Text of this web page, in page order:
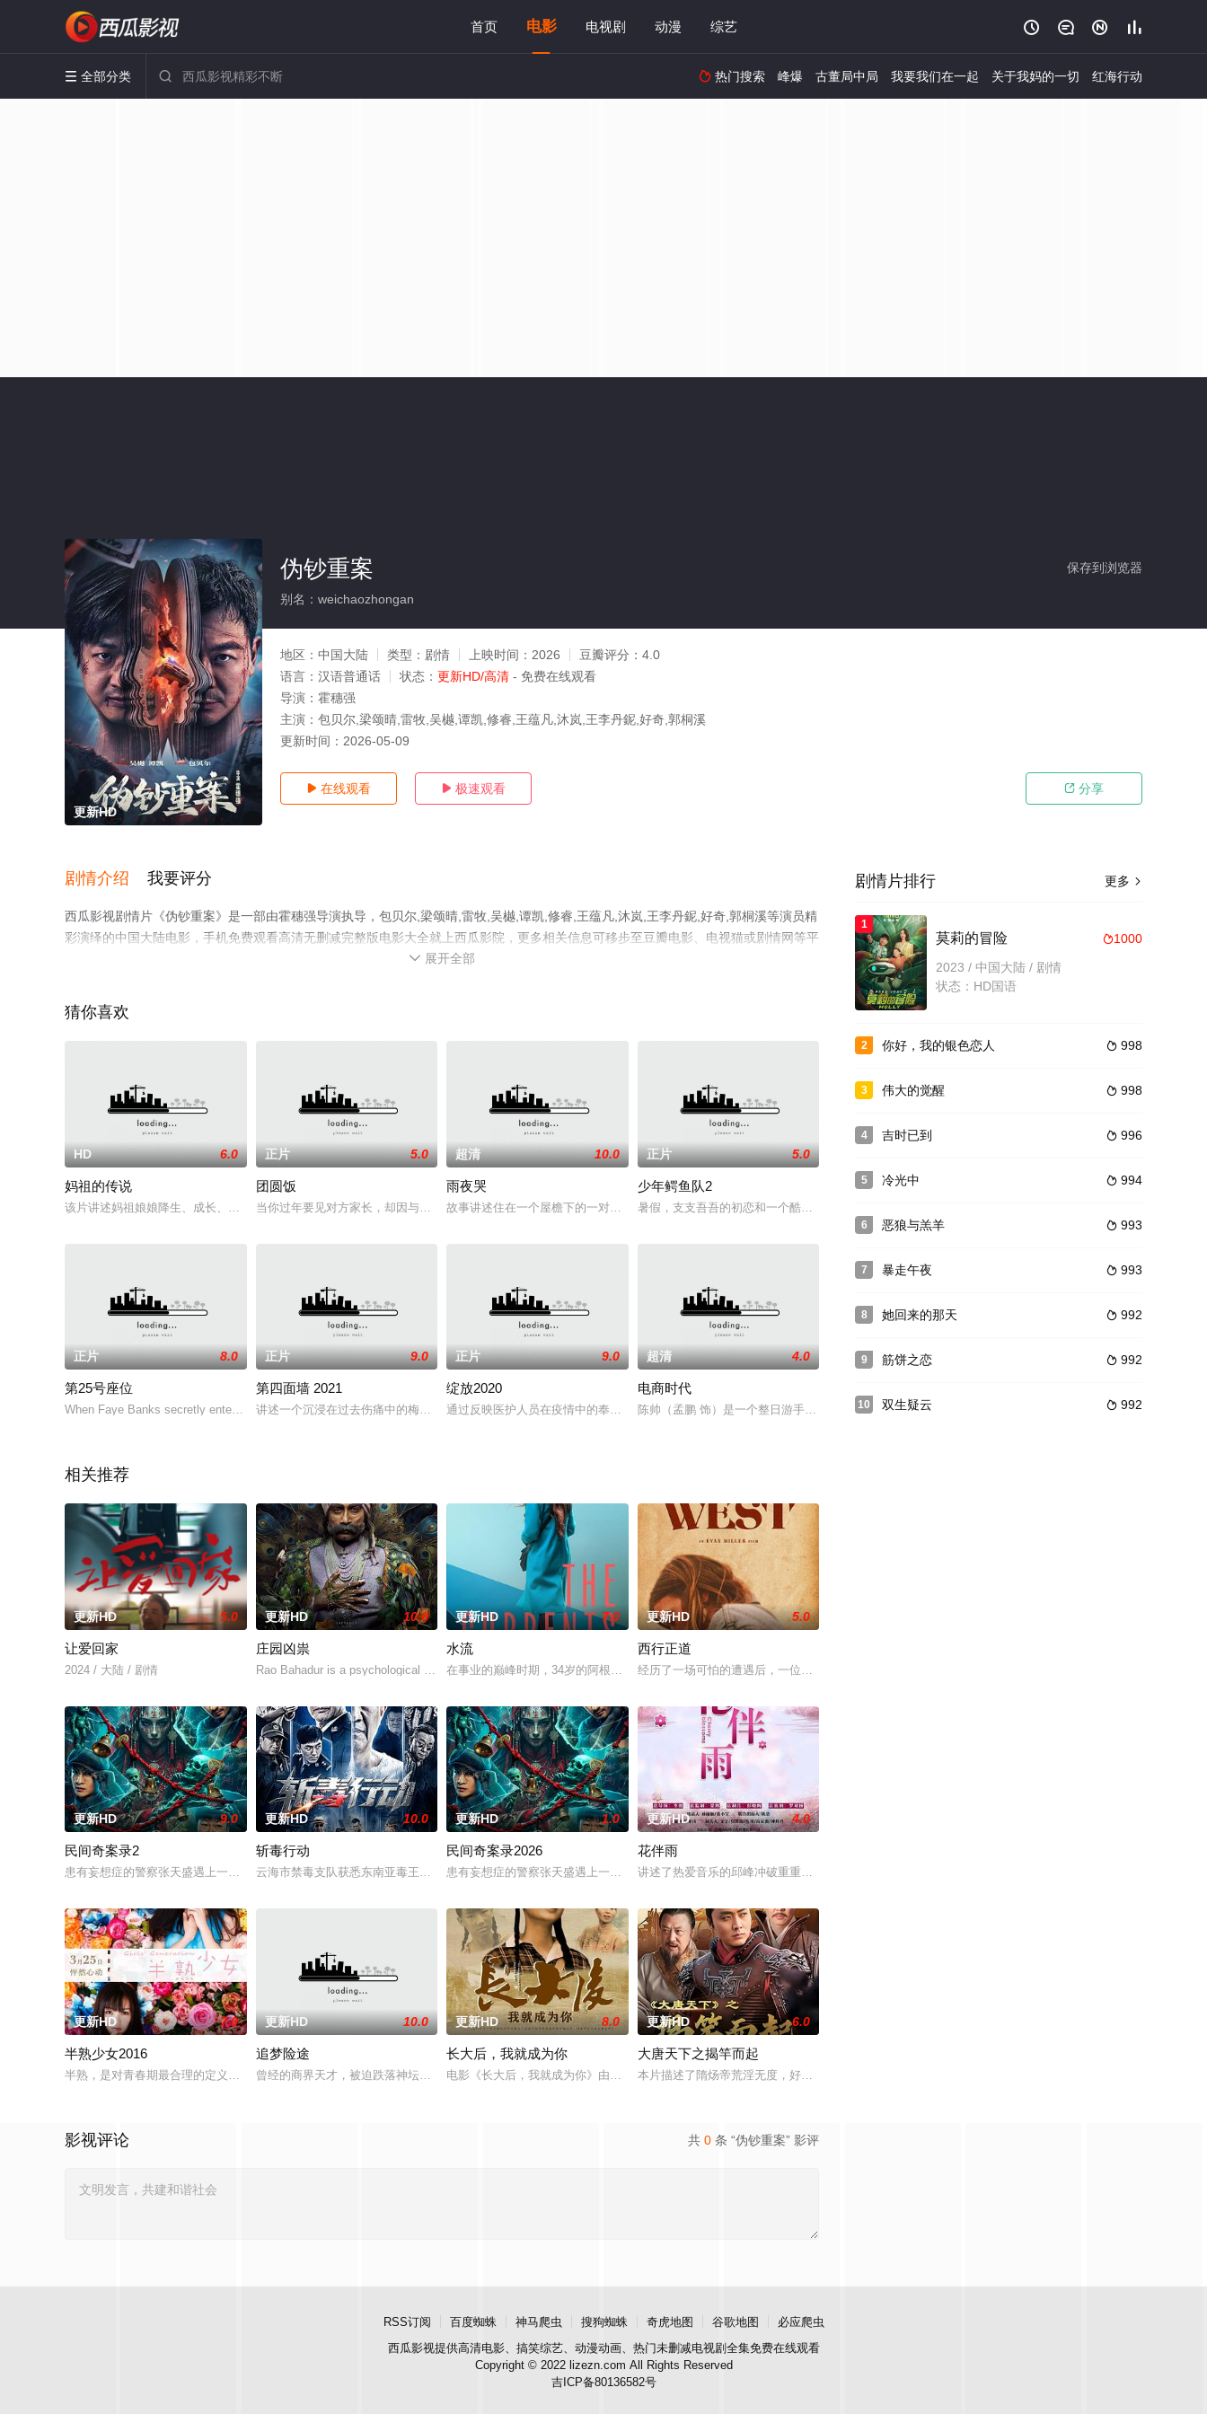
首页 电影 电视剧 动漫 综艺    
 全部分类   热门搜索 峰爆 古董局中局 我要我们在一起 关于我妈的一切 红海行动
更新HD
保存到浏览器
伪钞重案
别名：weichaozhongan
地区： 中国大陆 类型： 剧情 上映时间： 2026 豆瓣评分： 4.0
语言： 汉语普通话 状态： 更新HD/高清 - 免费在线观看
导演： 霍穗强
主演： 包贝尔,梁颂晴,雷牧,吴樾,谭凯,修睿,王蕴凡,沐岚,王李丹鈮,好奇,郭桐溪
更新时间： 2026-05-09
 在线观看  极速观看  分享
剧情介绍 我要评分
西瓜影视剧情片《伪钞重案》是一部由霍穗强导演执导，包贝尔,梁颂晴,雷牧,吴樾,谭凯,修睿,王蕴凡,沐岚,王李丹鈮,好奇,郭桐溪等演员精
彩演绎的中国大陆电影，手机免费观看高清无删减完整版电影大全就上西瓜影院，更多相关信息可移步至豆瓣电影、电视猫或剧情网等平
 展开全部
猜你喜欢
HD 6.0
妈祖的传说
该片讲述妈祖娘娘降生、成长、修行、得道的过程。
正片 5.0
团圆饭
当你过年要见对方家长，却因与母亲存有隔阂无法解决，你会怎么做？春节将近，首席广告创意总
超清 10.0
雨夜哭
故事讲述住在一个屋檐下的一对同父异母的姐妹凯西跟温蒂，彼此都看对方不顺眼。在台风天的夜
正片 5.0
少年鳄鱼队2
暑假，支支吾吾的初恋和一个酷毙了的全新的秘密基地——少年鳄鱼帮的生活本该是那么美好——
正片 8.0
第25号座位
When Faye Banks secretly enters a competiti
正片 9.0
第四面墙 2021
讲述一个沉浸在过去伤痛中的梅花鹿饲养员刘陆（刘陆 饰），因为一次与老同学马海（王紫逸
正片 9.0
绽放2020
通过反映医护人员在疫情中的奉献的《春天里的留言》、反映面临高考的高中毕业生疫情期间对志
超清 4.0
电商时代
陈帅（孟鹏 饰）是一个整日游手好闲的小混混，只求能在形势一片大好的电商浪潮中分一杯羹，
相关推荐
更新HD 5.0
让爱回家
2024 / 大陆 / 剧情
更新HD 10.0
庄园凶祟
Rao Bahadur is a psychological drama set ag
更新HD 7.0
水流
在事业的巅峰时期，34岁的阿根廷造型师丽娜在瑞士的一场颁奖典礼后，被一种突如其来的冲动
更新HD 5.0
西行正道
经历了一场可怕的遭遇后，一位小镇女子向疏远的哥哥借了钱，独自一人踏上穿越西德克萨斯州的
更新HD 9.0
民间奇案录2
患有妄想症的警察张天盛遇上一起离奇的神像杀人事件，勘案过程中，牵引出“婴胎报仇”，“娘
更新HD 10.0
斩毒行动
云海市禁毒支队获悉东南亚毒王廖爷将携600余公斤毒品来云交易，火速成立“斩毒行动”专案
更新HD 1.0
民间奇案录2026
患有妄想症的警察张天盛遇上一起离奇的神像杀人事件，勘案过程中，牵引出“婴胎报仇”，“娘
更新HD 4.0
花伴雨
讲述了热爱音乐的邱峰冲破重重阻力，克服种种困难，组建乐队追求自己的音乐梦想，并走出了困
更新HD 7.0
半熟少女2016
半熟，是对青春期最合理的定义，它是梦开始的地方，没有深思熟虑，只有最单纯的坚定，然而，
更新HD 10.0
追梦险途
曾经的商界天才，被迫跌落神坛。被那微不足道的成就麻醉过后他该如何面对现实，能改变他的命
更新HD 8.0
长大后，我就成为你
电影《长大后，我就成为你》由中共四川省第十一届党代表、第十二届中华慈善奖最具爱心慈善楷
更新HD 6.0
大唐天下之揭竿而起
本片描述了隋炀帝荒淫无度，好大喜功，施暴政，不听真言，最终导致大规模农民起义的故事。隋
共 0 条 “伪钞重案” 影评
影视评论
更多 
剧情片排行
1
1000
莫莉的冒险
2023 / 中国大陆 / 剧情
状态：HD国语
2  998
你好，我的银色恋人
3  998
伟大的觉醒
4  996
吉时已到
5  994
冷光中
6  993
恶狼与羔羊
7  993
暴走午夜
8  992
她回来的那天
9  992
筋饼之恋
10  992
双生疑云
RSS订阅 百度蜘蛛 神马爬虫 搜狗蜘蛛 奇虎地图 谷歌地图
必应爬虫
西瓜影视提供高清电影、搞笑综艺、动漫动画、热门未删减电视剧全集免费在线观看
Copyright © 2022 lizezn.com All Rights Reserved
吉ICP备80136582号